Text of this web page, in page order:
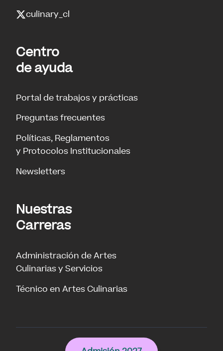
culinary_cl
Centro
de ayuda
Portal de trabajos y prácticas
Preguntas frecuentes
Políticas, Reglamentos
y Protocolos Institucionales
Newsletters
Nuestras
Carreras
Administración de Artes
Culinarias y Servicios
Técnico en Artes Culinarias